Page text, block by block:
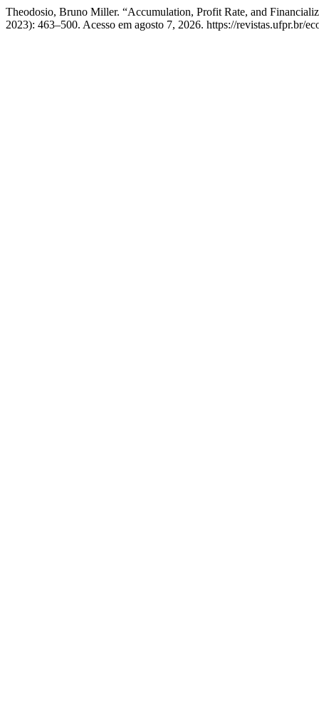
Theodosio, Bruno Miller. “Accumulation, Profit Rate, and
2023): 463–500. Acesso em agosto 7, 2026. https://revistas.ufpr.br/